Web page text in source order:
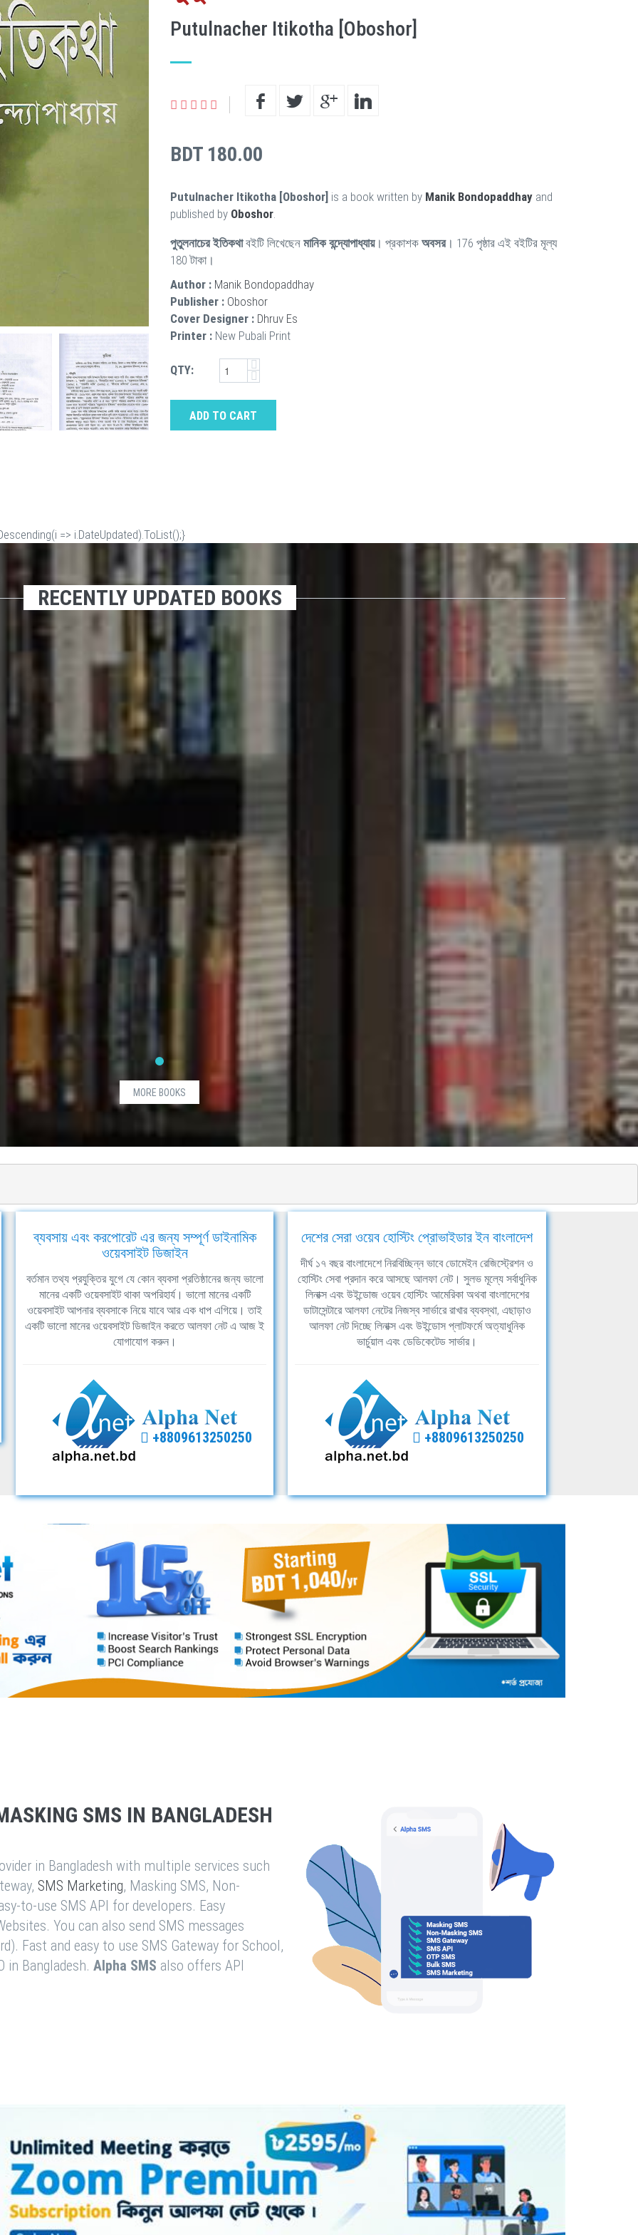
Putulnacher Itikotha [Oboshor]
BDT 180.00
Putulnacher Itikotha [Oboshor] is a book written by Manik Bondopaddhay and
published by Oboshor.
পুতুলনাচের ইতিকথাবইটি লিখেছেন মানিক বন্দ্যোপাধ্যায়। প্রকাশক অবসর। 176 পৃষ্ঠার এই বইটির মূল্য
180 টাকা।
Author : Manik Bondopaddhay
Publisher : Oboshor
Cover Designer : Dhruv Es
Printer : New Pubali Print
QTY:
ADD TO CART
=> i.DateUpdated).ToList();}
RECENTLY UPDATED BOOKS
MORE BOOKS
ব্যবসায় এবং করপোরেট এর জন্য সম্পূর্ণ ডাইনামিক
ওয়েবসাইট ডিজাইন
বর্তমান তথ্য প্রযুক্তির যুগে যে কোন ব্যবসা প্রতিষ্ঠানের জন্য ভালো
মানের একটি ওয়েবসাইট থাকা অপরিহার্য। ভালো মানের একটি
ওয়েবসাইট আপনার ব্যবসাকে নিয়ে যাবে আর এক ধাপ এগিয়ে। তাই
একটি ভালো মানের ওয়েবসাইট ডিজাইন করতে আলফা নেট এ আজ ই
যোগাযোগ করুন।
+8809613250250
দেশের সেরা ওয়েব হোস্টিং প্রোভাইডার ইন বাংলাদেশ
দীর্ঘ ১৭ বছর বাংলাদেশে নিরবিচ্ছিন্ন ভাবে ডোমেইন রেজিস্ট্রেশন ও
হোস্টিং সেবা প্রদান করে আসছে আলফা নেট। সুলভ মূল্যে সর্বাধুনিক
লিনাক্স এবং উইন্ডোজ ওয়েব হোস্টিং আমেরিকা অথবা বাংলাদেশের
ডাটাসেন্টারে আলফা নেটের নিজস্ব সার্ভারে রাখার ব্যবস্থা, এছাড়াও
আলফা নেট দিচ্ছে লিনাক্স এবং উইন্ডোস প্লাটফর্মে অত্যাধুনিক
ভার্চুয়াল এবং ডেডিকেটেড সার্ভার।
+8809613250250
SMS IN BANGLADESH
in Bangladesh with multiple services such
SMS Marketing, Masking SMS, Non-
to-use SMS API for developers. Easy
You can also send SMS messages
Fast and easy to use SMS Gateway for School,
in Bangladesh. Alpha SMS also offers API